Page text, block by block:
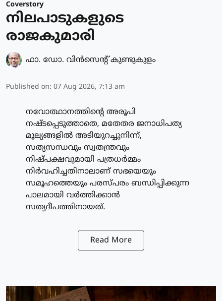
Coverstory
നിലപാടുകളുടെ
രാജകുമാരി
ഫാ. ഡോ. വിന്‍സെന്റ് കുണ്ടുകുളം
Published on: 07 Aug 2026, 7:13 am
നവോത്ഥാനത്തിന്റെ അരൂപി
നഷ്ടപ്പെടുത്താതെ, മതേതര ജനാധിപത്യ
മൂല്യങ്ങളിൽ അടിയുറച്ചുനിന്ന്,
സത്യസന്ധവും സ്വതന്ത്രവും
നിഷ്പക്ഷവുമായി പത്രധർമ്മം
നിർവഹിച്ചതിനാലാണ് സഭയെയും
സമൂഹത്തെയും പരസ്പരം ബന്ധിപ്പിക്കുന്ന
പാലമായി വർത്തിക്കാൻ
സത്യദീപത്തിനായത്.
Read More